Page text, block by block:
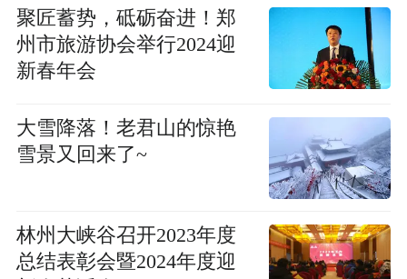
聚匠蓄势，砥砺奋进！郑
州市旅游协会举行2024迎
新春年会
大雪降落！老君山的惊艳
雪景又回来了~
林州大峡谷召开2023年度
总结表彰会暨2024年度迎